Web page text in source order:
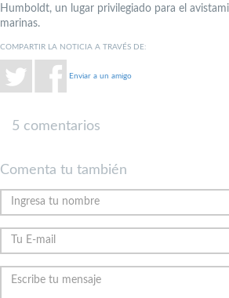
Humboldt, un lugar privilegiado para el
marinas.
COMPARTIR LA NOTICIA A TRAVÉS DE:
Enviar a un amigo
5 comentarios
Comenta tu también